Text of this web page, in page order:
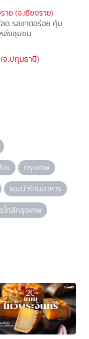
าย (จ.เชียงราย)
ด รสชาตอร่อย คุ้ม
ล่งชุมชน
(จ.ปทุมธานี)
ง
กรุงเทพ
แนะนำร้านอาหาร
ใกล้กรุงเทพ